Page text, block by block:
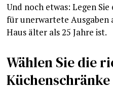
Und noch etwas: Legen
für unerwartete Ausgaben
Haus älter als 25 Jahre ist.
Wählen Sie die
Küchenschränke